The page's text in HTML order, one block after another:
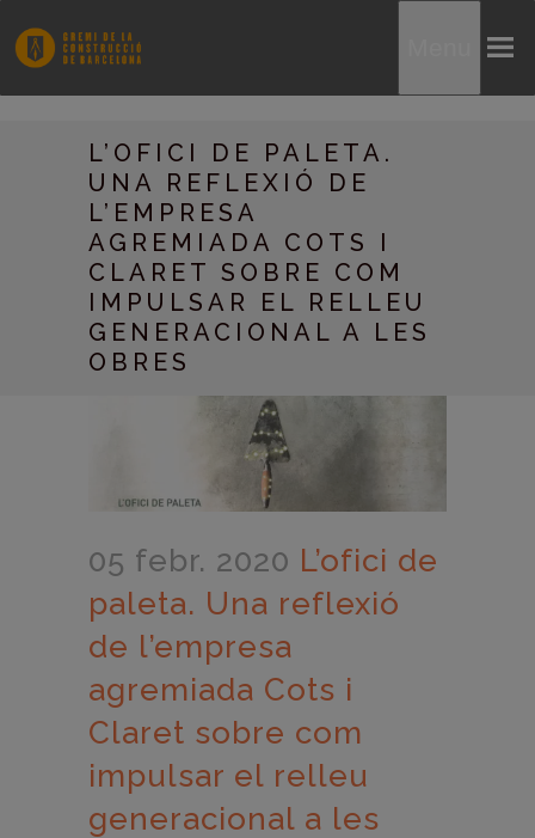
L’OFICI DE PALETA.
UNA REFLEXIÓ DE
L’EMPRESA
AGREMIADA COTS I
CLARET SOBRE COM
IMPULSAR EL RELLEU
GENERACIONAL A LES
OBRES
05 febr. 2020 L’ofici de
paleta. Una reflexió
de l’empresa
agremiada Cots i
Claret sobre com
impulsar el relleu
generacional a les